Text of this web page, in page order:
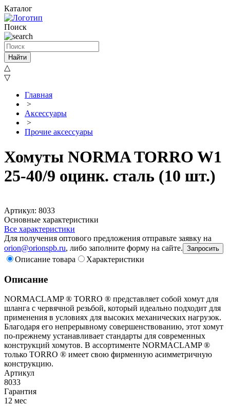
Каталог
Поиск
Найти
△
▽
Главная
>
Аксессуары
>
Прочие аксессуары
Хомуты NORMA TORRO W1
25-40/9 оцинк. сталь (10 шт.)
Артикул: 8033
Основные характеристики
Все характеристики
Для получения оптового предложения отправьте заявку на
orion@orionspb.ru, либо заполните форму на сайте. Запросить
Описание товара Характеристики
Описание
NORMACLAMP ® TORRO ® представляет собой хомут для
шланга с червячной резьбой, который идеально подходит для
применения в условиях для высоких механических нагрузок.
Благодаря его непрерывному совершенствованию, этот хомут
по-прежнему устанавливает стандарты для современных
конструкций хомутов. В ассортименте NORMACLAMP ®
только TORRO ® имеет свою фирменную асимметричную
конструкцию.
Артикул
8033
Гарантия
12 мес